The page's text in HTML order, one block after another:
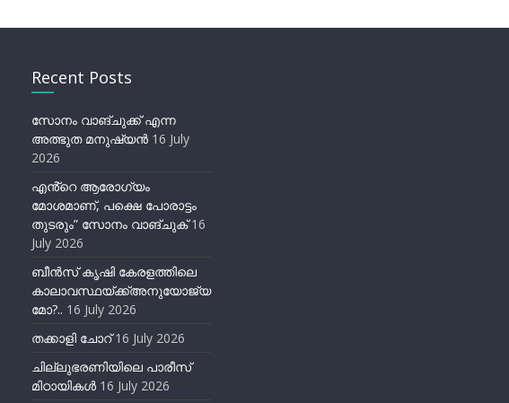
Recent Posts
സോനം വാങ്ചുക്ക് എന്ന
അത്ഭുത മനുഷ്യന്‍ 16 July
2026
എൻ്റെ ആരോഗ്യം
മോശമാണ്, പക്ഷെ പോരാട്ടം
തുടരും” സോനം വാങ്ചുക് 16
July 2026
ബീന്‍സ് കൃഷി കേരളത്തിലെ
കാലാവസ്ഥയ്ക്ക്അനുയോജ്യ
മോ?.. 16 July 2026
തക്കാളി ചോറ് 16 July 2026
ചില്ലുഭരണിയിലെ പാരീസ്
മിഠായികള്‍ 16 July 2026